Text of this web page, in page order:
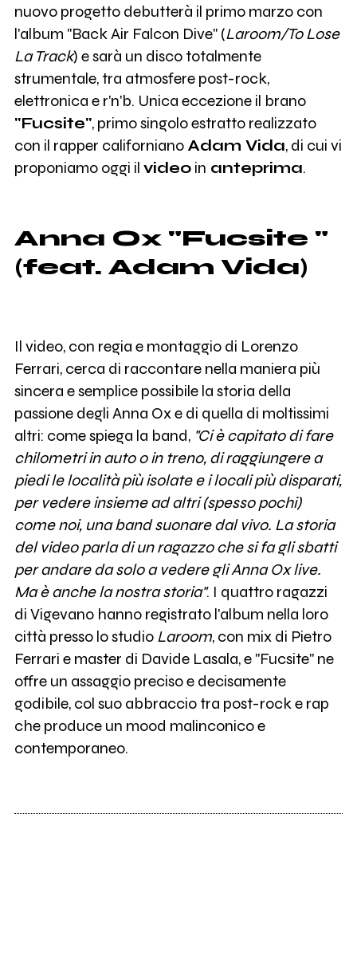
nuovo progetto debutterà il primo marzo con
l'album "Back Air Falcon Dive" (Laroom/To Lose
La Track) e sarà un disco totalmente
strumentale, tra atmosfere post-rock,
elettronica e r'n'b. Unica eccezione il brano
"Fucsite", primo singolo estratto realizzato
con il rapper californiano Adam Vida, di cui vi
proponiamo oggi il videoin anteprima.
Anna Ox "Fucsite "
(feat. Adam Vida)
Il video, con regia e montaggio di Lorenzo
Ferrari, cerca di raccontare nella maniera più
sincera e semplice possibile la storia della
passione degli Anna Ox e di quella di moltissimi
altri: come spiega la band, "Ci è capitato di fare
chilometri in auto o in treno, di raggiungere a
piedi le località più isolate e i locali più disparati,
per vedere insieme ad altri (spesso pochi)
come noi, una band suonare dal vivo. La storia
del video parla di un ragazzo che si fa gli sbatti
per andare da solo a vedere gli AnnaOx live.
Ma è anche la nostra storia". I quattro ragazzi
di Vigevano hanno registrato l'album nella loro
città presso lo studio Laroom, con mix di Pietro
Ferrari e master di Davide Lasala, e "Fucsite" ne
offre un assaggio preciso e decisamente
godibile, col suo abbraccio tra post-rock e rap
che produce un mood malinconico e
contemporaneo.